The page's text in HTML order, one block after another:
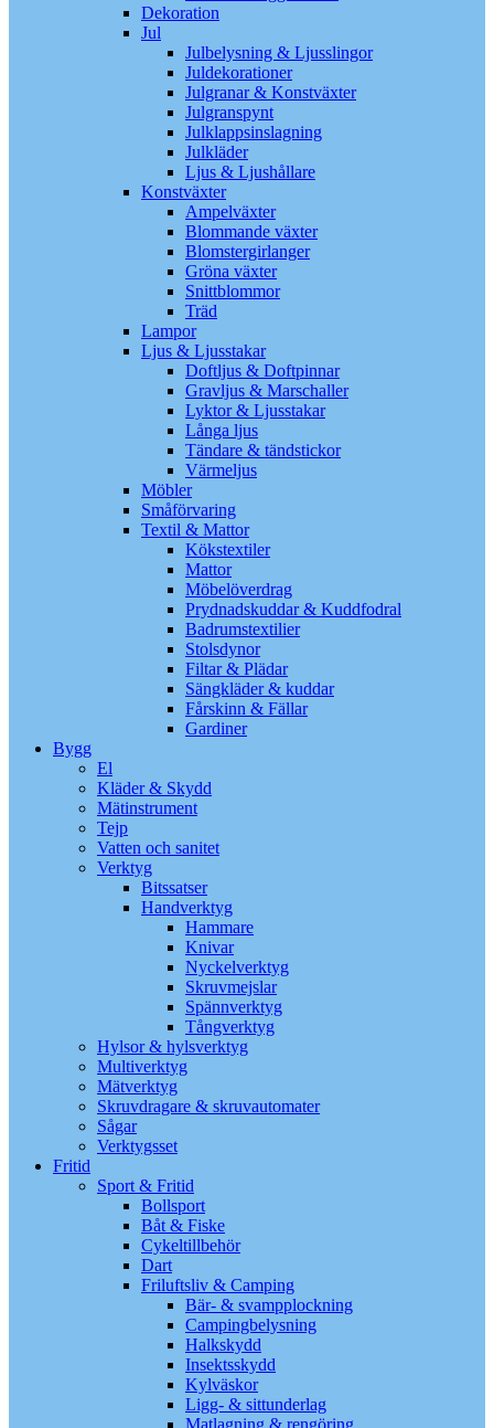
Dekoration
Jul
Julbelysning & Ljusslingor
Juldekorationer
Julgranar & Konstväxter
Julgranspynt
Julklappsinslagning
Julkläder
Ljus & Ljushållare
Konstväxter
Ampelväxter
Blommande växter
Blomstergirlanger
Gröna växter
Snittblommor
Träd
Lampor
Ljus & Ljusstakar
Doftljus & Doftpinnar
Gravljus & Marschaller
Lyktor & Ljusstakar
Långa ljus
Tändare & tändstickor
Värmeljus
Möbler
Småförvaring
Textil & Mattor
Kökstextiler
Mattor
Möbelöverdrag
Prydnadskuddar & Kuddfodral
Badrumstextilier
Stolsdynor
Filtar & Plädar
Sängkläder & kuddar
Fårskinn & Fällar
Gardiner
Bygg
El
Kläder & Skydd
Mätinstrument
Tejp
Vatten och sanitet
Verktyg
Bitssatser
Handverktyg
Hammare
Knivar
Nyckelverktyg
Skruvmejslar
Spännverktyg
Tångverktyg
Hylsor & hylsverktyg
Multiverktyg
Mätverktyg
Skruvdragare & skruvautomater
Sågar
Verktygsset
Fritid
Sport & Fritid
Bollsport
Båt & Fiske
Cykeltillbehör
Dart
Friluftsliv & Camping
Bär- & svampplockning
Campingbelysning
Halkskydd
Insektsskydd
Kylväskor
Ligg- & sittunderlag
Matlagning & rengöring